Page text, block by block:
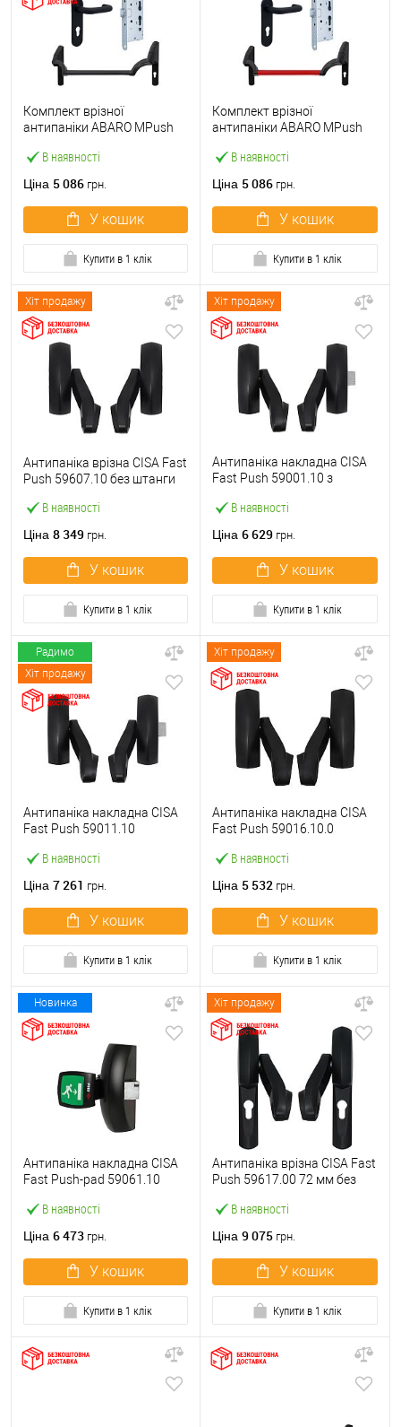
В наявності
Комплект врізної
антипаніки ABARO МPush
чорний із замком та ручкою
Ціна 5 086 грн.
У кошик
Купити в 1 клік
В наявності
Комплект врізної
антипаніки ABARO МPush
червоний із замком та
Ціна 5 086 грн.
У кошик
Купити в 1 клік
Хіт продажу
В наявності
Антипаніка врізна CISA Fast
Push 59607.10 без штанги
Ціна 8 349 грн.
У кошик
Купити в 1 клік
Хіт продажу
В наявності
Антипаніка накладна CISA
Fast Push 59001.10 з
Ціна 6 629 грн.
У кошик
Купити в 1 клік
Радимо
Хіт продажу
В наявності
Антипаніка накладна CISA
Fast Push 59011.10
штанги
Ціна 7 261 грн.
У кошик
Купити в 1 клік
Хіт продажу
В наявності
Антипаніка накладна CISA
Fast Push 59016.10.0
штанги
Ціна 5 532 грн.
У кошик
Купити в 1 клік
Новинка
В наявності
Антипаніка накладна CISA
Fast Push-pad 59061.10
Ціна 6 473 грн.
У кошик
Купити в 1 клік
Хіт продажу
В наявності
Антипаніка врізна CISA Fast
Push 59617.00 72 мм без
Ціна 9 075 грн.
У кошик
Купити в 1 клік